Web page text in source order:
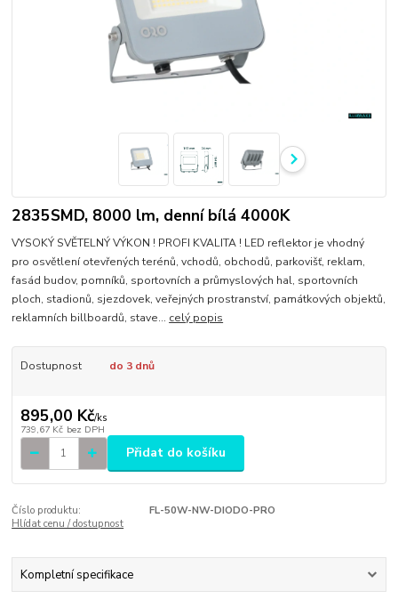
2835SMD, 8000 lm, denní bílá 4000K
VYSOKÝ SVĚTELNÝ VÝKON ! PROFI KVALITA ! LED reflektor je vhodný
pro osvětlení otevřených terénů, vchodů, obchodů, parkovišť, reklam,
fasád budov, pomníků, sportovních a průmyslových hal, sportovních
ploch, stadionů, sjezdovek, veřejných prostranství, památkových objektů,
reklamních billboardů, stave... celý popis
Dostupnost do 3 dnů
895,00 Kč/ks
739,67 Kč bez DPH
Přidat do košíku
Číslo produktu:
FL-50W-NW-DIODO-PRO
Hlídat cenu / dostupnost
Kompletní specifikace